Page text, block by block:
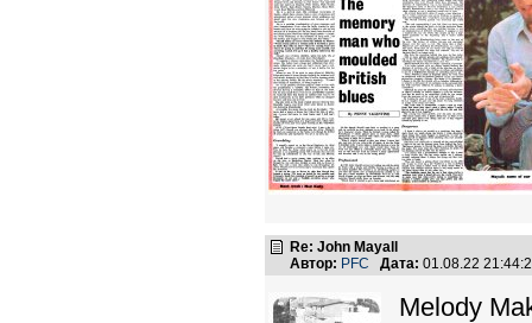
Re: John Mayall
Автор: PFC Дата: 01.08.22
Melody